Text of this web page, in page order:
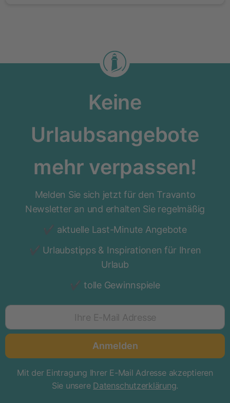
Keine
Urlaubsangebote
mehr verpassen!
Melden Sie sich jetzt für den Travanto
Newsletter an und erhalten Sie regelmäßig
aktuelle Last-Minute Angebote
Urlaubstipps & Inspirationen für Ihren
Urlaub
tolle Gewinnspiele
Ihre E-Mail Adresse
Anmelden
Mit der Eintragung Ihrer E-Mail Adresse akzeptieren
Sie unsere Datenschutzerklärung.